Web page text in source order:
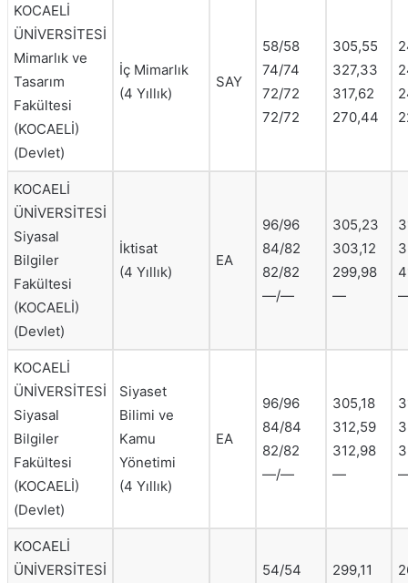
KOCAELİ
ÜNİVERSİTESİ
Mimarlık ve
Tasarım
Fakültesi
(KOCAELİ)
(Devlet)
İç Mimarlık
(4 Yıllık)
SAY
58/58
74/74
72/72
72/72
305,55
327,33
317,62
270,44
KOCAELİ
ÜNİVERSİTESİ
Siyasal
Bilgiler
Fakültesi
(KOCAELİ)
(Devlet)
İktisat
(4 Yıllık)
EA
96/96
84/82
82/82
—/—
305,23
303,12
299,98
—
KOCAELİ
ÜNİVERSİTESİ
Siyasal
Bilgiler
Fakültesi
(KOCAELİ)
(Devlet)
Siyaset
Bilimi ve
Kamu
Yönetimi
(4 Yıllık)
EA
96/96
84/84
82/82
—/—
305,18
312,59
312,98
—
KOCAELİ
ÜNİVERSİTESİ
54/54
299,11